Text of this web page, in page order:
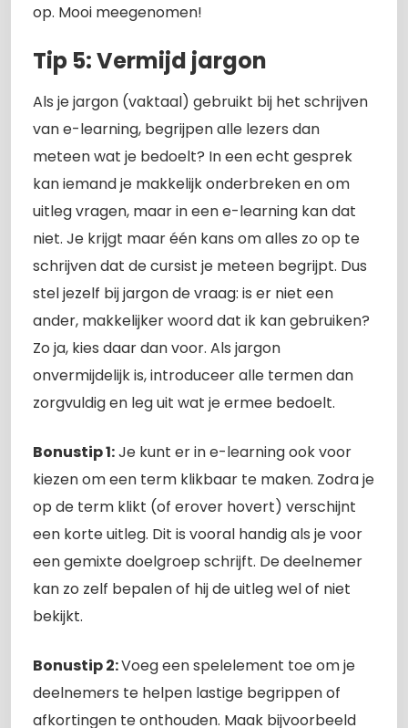
op. Mooi meegenomen!
Tip 5: Vermijd jargon
Als je jargon (vaktaal) gebruikt bij het schrijven
van e-learning, begrijpen alle lezers dan
meteen wat je bedoelt? In een echt gesprek
kan iemand je makkelijk onderbreken en om
uitleg vragen, maar in een e-learning kan dat
niet. Je krijgt maar één kans om alles zo op te
schrijven dat de cursist je meteen begrijpt. Dus
stel jezelf bij jargon de vraag: is er niet een
ander, makkelijker woord dat ik kan gebruiken?
Zo ja, kies daar dan voor. Als jargon
onvermijdelijk is, introduceer alle termen dan
zorgvuldig en leg uit wat je ermee bedoelt.
Bonustip 1:Je kunt er in e-learning ook voor
kiezen om een term klikbaar te maken. Zodra je
op de term klikt (of erover hovert) verschijnt
een korte uitleg. Dit is vooral handig als je voor
een gemixte doelgroep schrijft. De deelnemer
kan zo zelf bepalen of hij de uitleg wel of niet
bekijkt.
Bonustip 2:Voeg een spelelement toe om je
deelnemers te helpen lastige begrippen of
afkortingen te onthouden. Maak bijvoorbeeld